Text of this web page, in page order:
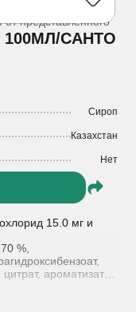
представленного
САНТО
Сироп
Казахстан
Нет
15.0 мг и
%,
ароматизатор
вода